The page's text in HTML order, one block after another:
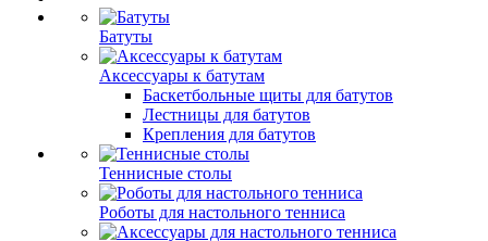
Батуты
Аксессуары к батутам
Баскетбольные щиты для батутов
Лестницы для батутов
Крепления для батутов
Теннисные столы
Роботы для настольного тенниса